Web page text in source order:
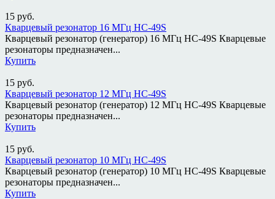
15 руб.
Кварцевый резонатор 16 МГц HC-49S
Кварцевый резонатор (генератор) 16 МГц HC-49S Кварцевые
резонаторы предназначен...
Купить
15 руб.
Кварцевый резонатор 12 МГц HC-49S
Кварцевый резонатор (генератор) 12 МГц HC-49S Кварцевые
резонаторы предназначен...
Купить
15 руб.
Кварцевый резонатор 10 МГц HC-49S
Кварцевый резонатор (генератор) 10 МГц HC-49S Кварцевые
резонаторы предназначен...
Купить